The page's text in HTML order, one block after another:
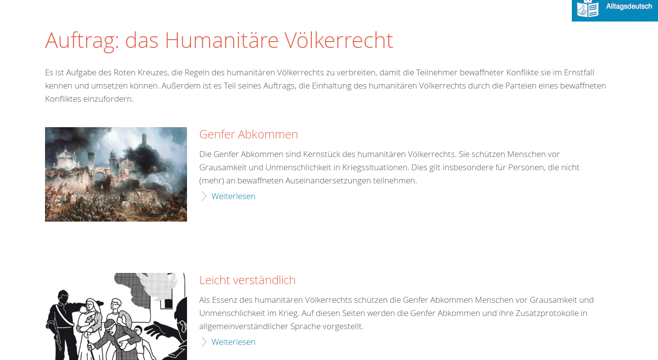
Auftrag: das Humanitäre Völkerrecht
Kostenlose DRK-
Hotline.
Wir beraten Sie
gerne.
08000365
000
Es ist Aufgabe des Roten Kreuzes, die Regeln des humanitären Völkerrechts zu verbreiten, damit die Teilnehmer bewaffneter Konflikte sie im Ernstfall
kennen und umsetzen können. Außerdem ist es Teil seines Auftrags, die Einhaltung des humanitären Völkerrechts durch die Parteien eines bewaffneten
Konfliktes einzufordern.
Genfer Abkommen
Die Genfer Abkommen sind Kernstück des humanitären Völkerrechts. Sie schützen Menschen vor
Grausamkeit und Unmenschlichkeit in Kriegssituationen. Dies gilt insbesondere für Personen, die nicht
(mehr) an bewaffneten Auseinandersetzungen teilnehmen.
Weiterlesen
Leicht verständlich
Als Essenz des humanitären Völkerrechts schützen die Genfer Abkommen Menschen vor Grausamkeit und
Unmenschlichkeit im Krieg. Auf diesen Seiten werden die Genfer Abkommen und ihre Zusatzprotokolle in
allgemeinverständlicher Sprache vorgestellt.
Weiterlesen